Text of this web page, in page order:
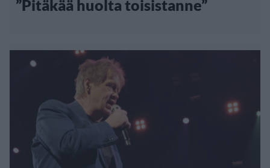
”Pitäkää huolta toisistanne”